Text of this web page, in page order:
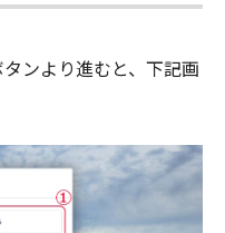
タンより進むと、下記画